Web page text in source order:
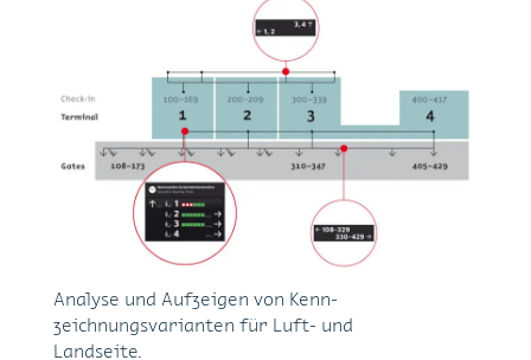
Ana­ly­se und Auf­zei­gen von Kenn­
zeich­nungs­va­ri­an­ten für Luft- und
Land­sei­te.